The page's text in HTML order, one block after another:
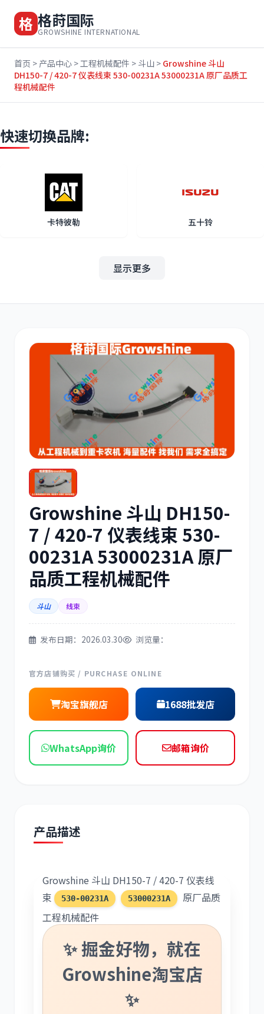
格 格莳国际
GROWSHINE INTERNATIONAL
首页 > 产品中心 >工程机械配件 > 斗山 > Growshine 斗山
DH150-7 / 420-7 仪表线束 530-00231A 53000231A 原厂品质工
程机械配件
快速切换品牌:
卡特彼勒 五十铃
其他 小松
沃尔沃 康明斯
日立
三菱 博世
洋马
神钢 日野
道依茨 柳工
斗山 三一
显示更多
Growshine 斗山 DH150-
7 / 420-7 仪表线束 530-
00231A 53000231A 原厂
品质工程机械配件
斗山 线束
发布日期：2026.03.30 浏览量：
官方店铺购买 / PURCHASE ONLINE
淘宝旗舰店 1688批发店
WhatsApp询价 邮箱询价
产品描述
Growshine 斗山 DH150-7 / 420-7 仪表线
束
530-00231A 53000231A
原厂品质
工程机械配件
✨ 掘金好物，就在
Growshine淘宝店
✨